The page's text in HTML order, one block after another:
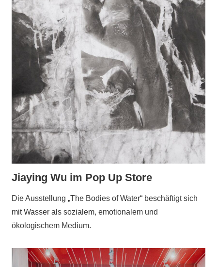
Jiaying Wu im Pop Up Store
Die Ausstellung „The Bodies of Water“ beschäftigt sich
mit Wasser als sozialem, emotionalem und
ökologischem Medium.